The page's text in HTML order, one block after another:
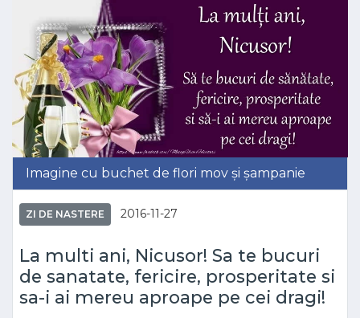
Imagine cu buchet de flori mov și șampanie
ZI DE NASTERE 2016-11-27
La multi ani, Nicusor! Sa te bucuri
de sanatate, fericire, prosperitate si
sa-i ai mereu aproape pe cei dragi!